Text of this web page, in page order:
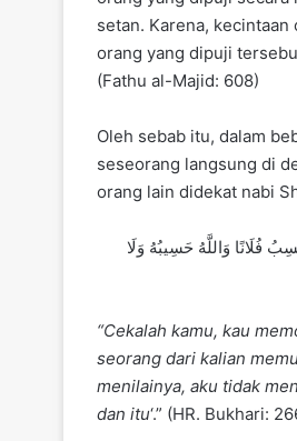
setan. Karena,
orang yang dipuji
(Fathu al-Majid: 608)
Oleh sebab itu, dalam
seseorang langsung di
orang lain didekat nabi
وَاللَّهُ حَسِيبُهُ وَلَا
“Cekalah kamu, kau
seorang dari kalian
menilainya, aku tidak
dan itu‘.” (HR. Bukhari: